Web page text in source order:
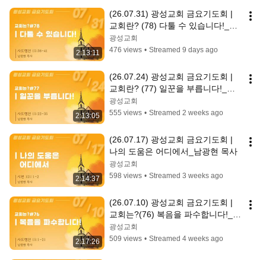
2:13:11
(26.07.31) 광성교회 금요기도회 |
교회란? (78) 다툴 수 있습니다!_남
광현 목사
광성교회
476 views • Streamed 9 days ago
2:13:05
(26.07.24) 광성교회 금요기도회 |
교회란? (77) 일꾼을 부릅니다!_남
광현 목사
광성교회
555 views • Streamed 2 weeks ago
2:14:37
(26.07.17) 광성교회 금요기도회 |
나의 도움은 어디에서_남광현 목사
광성교회
598 views • Streamed 3 weeks ago
2:17:26
(26.07.10) 광성교회 금요기도회 |
교회는?(76) 복음을 파수합니다!_남
광현 목사
광성교회
509 views • Streamed 4 weeks ago